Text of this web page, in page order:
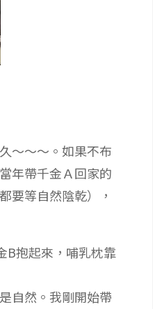
～～～。如果不布
年帶千金Ａ回家的
要等自然陰乾），
B抱起來，哺乳枕靠
自然。我剛開始帶